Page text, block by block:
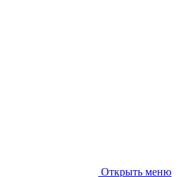
Открыть меню